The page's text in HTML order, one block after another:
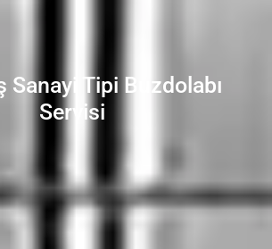
Sanayi Tipi Buzdolabı
Servisi